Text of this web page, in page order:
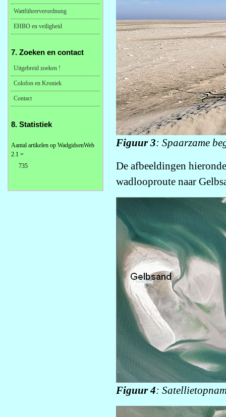
Figuur 3: Spaarzame
De afbeeldingen
wadlooproute naar
Figuur 4:
Wattführerverordnung
EHBO en veiligheid
7. Zoeken en contact
Uitgebreid zoeken !
Colofon en Kroniek
Contact
8. Statistiek
Aantal artikelen op WadgidsenWeb
2.1 =
735